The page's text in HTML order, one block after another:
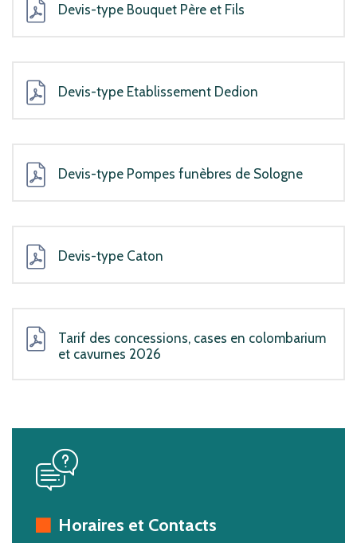
Devis-type Bouquet Père et Fils
Devis-type Etablissement Dedion
Devis-type Pompes funèbres de Sologne
Devis-type Caton
Tarif des concessions, cases en colombarium
et cavurnes 2026
Horaires et Contacts